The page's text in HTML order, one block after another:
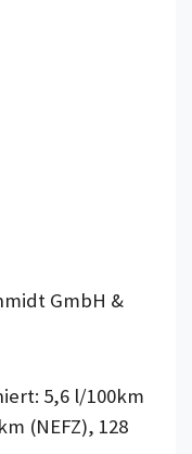
GmbH &
5,6 l/100km
(NEFZ), 128